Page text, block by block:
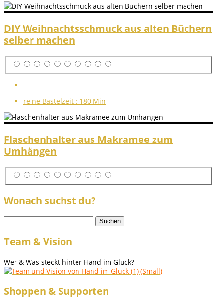
DIY Weihnachtsschmuck aus alten Büchern
selber machen
reine Bastelzeit : 180 Min
Flaschenhalter aus Makramee zum
Umhängen
Wonach suchst du?
nach:
Team & Vision
Wer & Was steckt hinter Hand im Glück?
Shoppen & Supporten